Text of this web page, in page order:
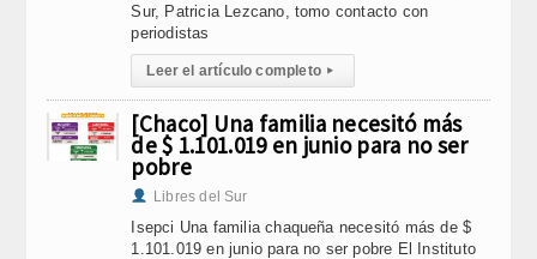
Sur, Patricia Lezcano, tomo contacto con
periodistas
Leer el artículo completo ▸
[Chaco] Una familia necesitó más
de $ 1.101.019 en junio para no ser
pobre
Libres del Sur
Isepci Una familia chaqueña necesitó más de $
1.101.019 en junio para no ser pobre El Instituto